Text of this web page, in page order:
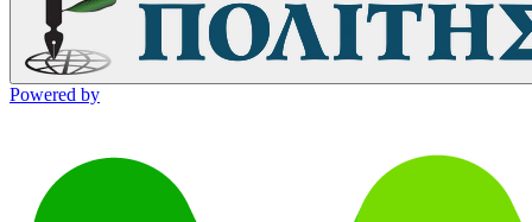
Powered by